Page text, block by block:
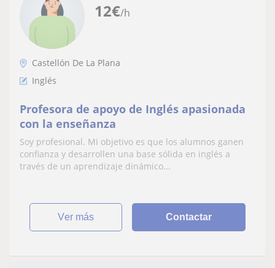
12€/h
Castellón De La Plana
Inglés
Profesora de apoyo de Inglés apasionada
con la enseñanza
Soy profesional. Mi objetivo es que los alumnos ganen
confianza y desarrollen una base sólida en inglés a
través de un aprendizaje dinámico...
ver más Contactar